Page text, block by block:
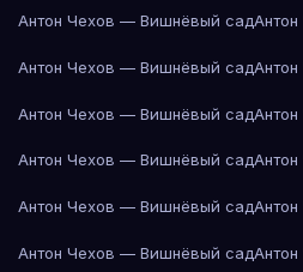
Антон Чехов — Вишнёвый сад
Антон Чехов — Вишнёвый сад
Антон Чехов — Вишнёвый сад
Антон Чехов — Вишнёвый сад
Антон Чехов — Вишнёвый сад
Антон Чехов — Вишнёвый сад